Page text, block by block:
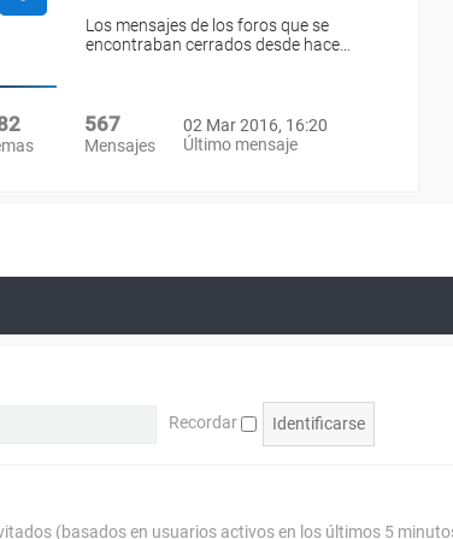
Los mensajes de los foros que se
encontraban cerrados desde hace…
567
Mensajes
02 Mar 2016, 16:20
Último mensaje
Recordar
(basados en usuarios activos en los últimos 5